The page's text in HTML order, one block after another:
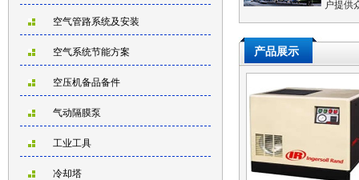
空气管路系统及安装
空气系统节能方案
空压机备品备件
气动隔膜泵
工业工具
冷却塔
户提供
产品展示